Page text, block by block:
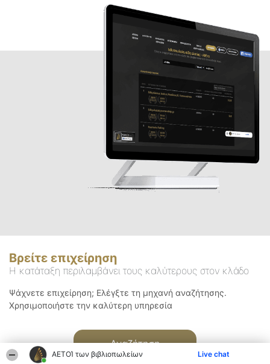
ΑΕΤΟΊ των βιβλιοπωλείων Live chat
Βρείτε επιχείρηση
Η κατάταξη περιλαμβάνει τους καλύτερους στον κλάδο
Ψάχνετε επιχείρηση; Ελέγξτε τη μηχανή αναζήτησης.
Χρησιμοποιήστε την καλύτερη υπηρεσία
Αναζήτηση